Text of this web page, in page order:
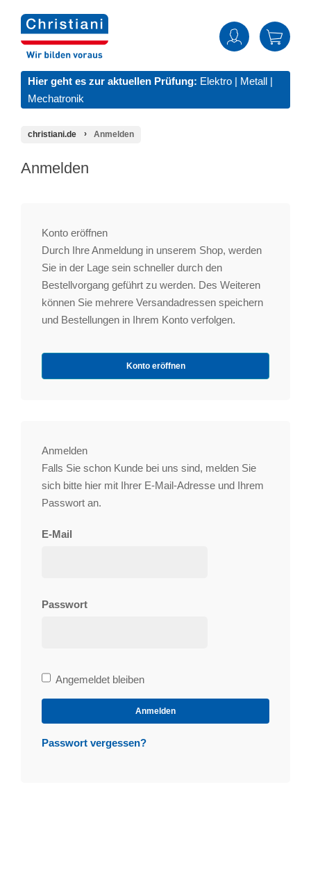
Hier geht es zur aktuellen Prüfung: Elektro | Metall |
Mechatronik
christiani.de Anmelden
Anmelden
Konto eröffnen
Durch Ihre Anmeldung in unserem Shop, werden
Sie in der Lage sein schneller durch den
Bestellvorgang geführt zu werden. Des Weiteren
können Sie mehrere Versandadressen speichern
und Bestellungen in Ihrem Konto verfolgen.
Konto eröffnen
Anmelden
Falls Sie schon Kunde bei uns sind, melden Sie
sich bitte hier mit Ihrer E-Mail-Adresse und Ihrem
Passwort an.
E-Mail
Passwort
Bleibe
angemeldet
Angemeldet bleiben
Anmelden
Passwort vergessen?